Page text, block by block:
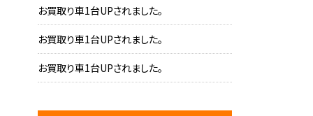
お買取り車1台UPされました。
お買取り車1台UPされました。
お買取り車1台UPされました。